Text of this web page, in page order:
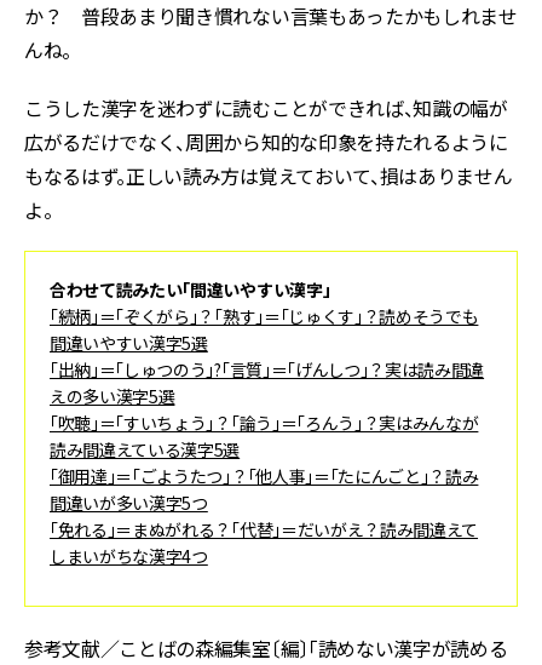
か？ 普段あまり聞き慣れない言葉もあったかもしれませ
んね。
こうした漢字を迷わずに読むことができれば、知識の幅が
広がるだけでなく、周囲から知的な印象を持たれるように
もなるはず。正しい読み方は覚えておいて、損はありません
よ。
合わせて読みたい「間違いやすい漢字」
「続柄」＝「ぞくがら」？「熟す」＝「じゅくす」？読めそうでも
間違いやすい漢字5選
「出納」＝「しゅつのう」?「言質」＝「げんしつ」？実は読み間違
えの多い漢字5選
「吹聴」＝「すいちょう」？「論う」＝「ろんう」？実はみんなが
読み間違えている漢字5選
「御用達」＝「ごようたつ」？「他人事」＝「たにんごと」？読み
間違いが多い漢字5つ
「免れる」＝まぬがれる？「代替」＝だいがえ？読み間違えて
しまいがちな漢字4つ
参考文献／ことばの森編集室〔編〕「読めない漢字が読める